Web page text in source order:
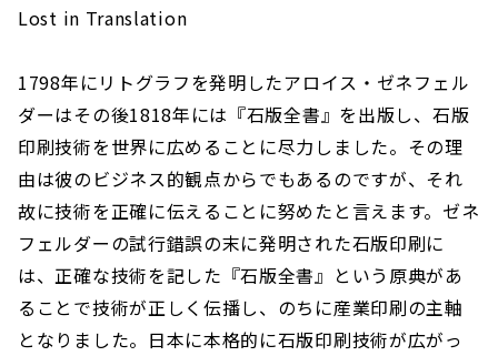
Lost in Translation
1798年にリトグラフを発明したアロイス・ゼネフェル
ダーはその後1818年には『石版全書』を出版し、石版
印刷技術を世界に広めることに尽力しました。その理
由は彼のビジネス的観点からでもあるのですが、それ
故に技術を正確に伝えることに努めたと言えます。ゼネ
フェルダーの試行錯誤の末に発明された石版印刷に
は、正確な技術を記した『石版全書』という原典があ
ることで技術が正しく伝播し、のちに産業印刷の主軸
となりました。日本に本格的に石版印刷技術が広がっ